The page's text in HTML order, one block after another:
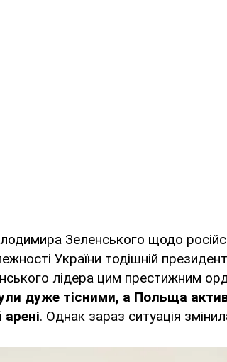
Зеленського щодо
України тодішній президент
лідера цим престижним
дуже тісними, а Польща
. Однак зараз ситуація